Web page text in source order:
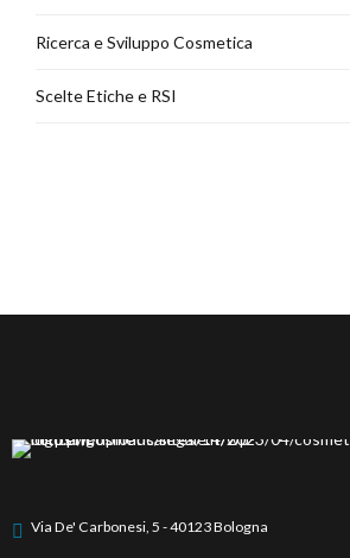
Ricerca e Sviluppo Cosmetica
Scelte Etiche e RSI
Via De' Carbonesi, 5 - 40123 Bologna